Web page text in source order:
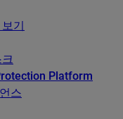
기
Platform
스